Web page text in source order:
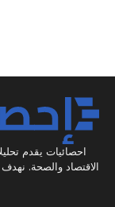
احصائيات يقدم
الاقتصاد والصحة.